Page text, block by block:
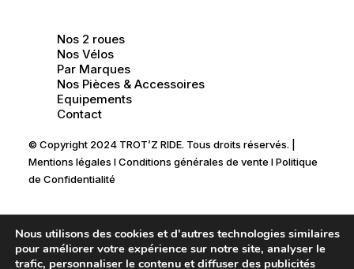
Nos 2 roues
Nos Vélos
Par Marques
Nos Pièces & Accessoires
Equipements
Contact
© Copyright 2024 TROT’Z RIDE. Tous droits réservés. |
Mentions légales IConditions générales de vente IPolitique
de Confidentialité
Nous utilisons des cookies et d'autres technologies similaires
pour améliorer votre expérience sur notre site, analyser le
trafic, personnaliser le contenu et diffuser des publicités